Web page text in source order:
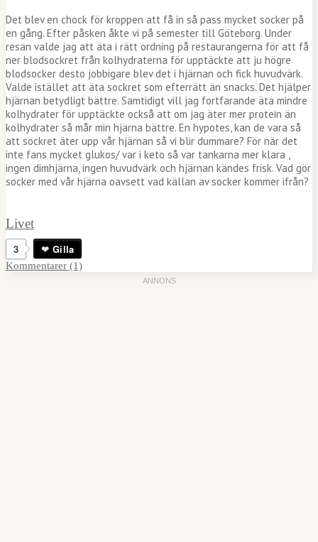
Det blev en chock för kroppen att få in så pass mycket socker på
en gång. Efter påsken åkte vi på semester till Göteborg. Under
resan valde jag att äta i rätt ordning på restaurangerna för att få
ner blodsockret från kolhydraterna för upptäckte att ju högre
blodsocker desto jobbigare blev det i hjärnan och fick huvudvärk.
Valde istället att äta sockret som efterrätt än snacks. Det hjälper
hjärnan betydligt bättre. Samtidigt vill jag fortfarande äta mindre
kolhydrater för upptäckte också att om jag äter mer protein än
kolhydrater så mår min hjärna bättre. En hypotes, kan de vara så
att sockret äter upp vår hjärnan så vi blir dummare? För när det
inte fans mycket glukos/ var i keto så var tankarna mer klara ,
ingen dimhjärna, ingen huvudvärk och hjärnan kändes frisk. Vad gör
socker med vår hjärna oavsett vad källan av socker kommer ifrån?
Livet
3 Gilla
Kommentarer (1)